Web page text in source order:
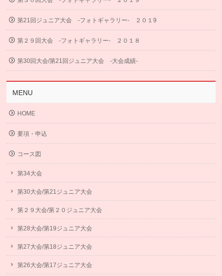
第21回ジュニア大会 -フォトギャラリー- ２０１9
第２９回大会 -フォトギャラリー- ２０１８
第30回大会/第21回ジュニア大会 -大会成績-
MENU
HOME
要項・申込
コース図
第34大会
第30大会/第21ジュニア大会
第２９大会/第２０ジュニア大会
第28大会/第19ジュニア大会
第27大会/第18ジュニア大会
第26大会/第17ジュニア大会